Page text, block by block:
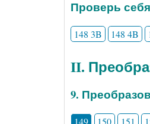
Проверь
148 3B 148 4B
II.
9.
149 150 151